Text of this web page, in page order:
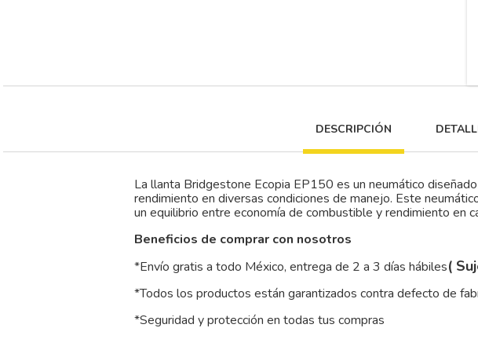
DESCRIPCIÓN
La llanta Bridgestone Ecopia EP150 es un neumático
rendimiento en diversas condiciones de manejo. Este
un equilibrio entre economía de combustible y rendimiento en
Beneficios de comprar con nosotros
*Envío gratis a todo México, entrega de 2 a 3 días hábiles(
*Todos los productos están garantizados contra defecto de
*Seguridad y protección en todas tus compras